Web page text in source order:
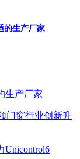
的生产厂家
生产厂家
门窗行业创新升
Unicontrol6